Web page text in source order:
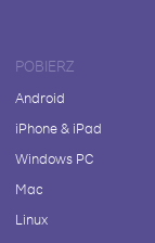
POBIERZ
Android
iPhone & iPad
Windows PC
Mac
Linux